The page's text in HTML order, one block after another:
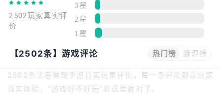
2502玩家真实评
价
3星
2星
1星
【2502条】游戏评论 热门榜 游评榜
2502条王者荣耀手游真实玩家评论，每一条评论都是玩家
真实体验，“游戏好不好玩”看这里就对了。